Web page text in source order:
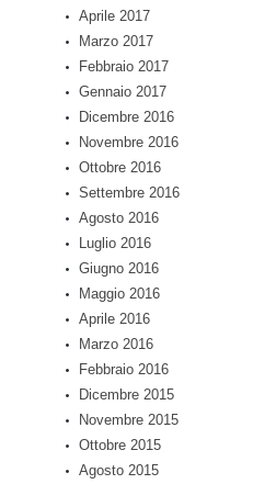
Aprile 2017
Marzo 2017
Febbraio 2017
Gennaio 2017
Dicembre 2016
Novembre 2016
Ottobre 2016
Settembre 2016
Agosto 2016
Luglio 2016
Giugno 2016
Maggio 2016
Aprile 2016
Marzo 2016
Febbraio 2016
Dicembre 2015
Novembre 2015
Ottobre 2015
Agosto 2015